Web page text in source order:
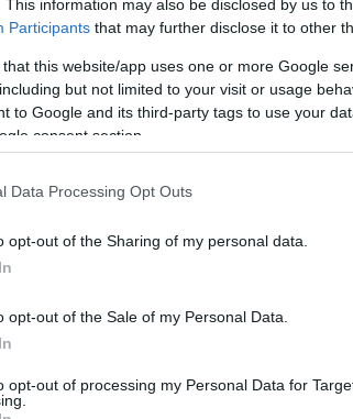
This information may also be disclosed by us to
Participants that may further disclose it to other
that this website/app uses one or more Google
but not limited to your visit or usage
to Google and its third-party tags to use your
consent section.
Data Processing Opt Outs
opt-out of the Sharing of my personal data.
opt-out of the Sale of my Personal Data.
opt-out of processing my Personal Data for